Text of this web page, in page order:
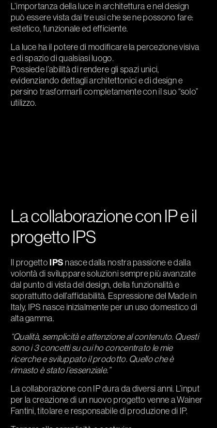
L’importanza della luce in architettura e nel design
può essere vista dai tre usi che se ne possono fare:
estetico, funzionale ed efficiente.
La luce ha il potere di modificare la percezione visiva
e di spazio di qualsiasi luogo.
Possiede l’abilità di rendere gli spazi unici,
evidenziando dettagli architettonici e di design e
persino trasformarli completamente con il suo “solo”
utilizzo.
La collaborazione con IP e il
progetto IPS
Il progetto IPS nasce dalla nostra passione e dalla
volontà di sviluppare soluzioni sempre più avanzate
dal punto di vista del design, della funzionalità e
soprattutto dell’affidabilità. Espressione del Made in
Italy, IPS nasce inizialmente per un uso domestico di
alta gamma.
“Qualità, semplicità e attenzione al contenuto. Questi
sono i 3 concetti su cui ho concentrato le mie
ricerche e sviluppato il prodotto. Quello che è
rimasto è stato l’essenziale.”
La collaborazione con IP dura da diversi anni. L’input
per la creazione di un nuovo progetto venne a Wainer
Fantini, titolare e responsabile di produzione di IP.